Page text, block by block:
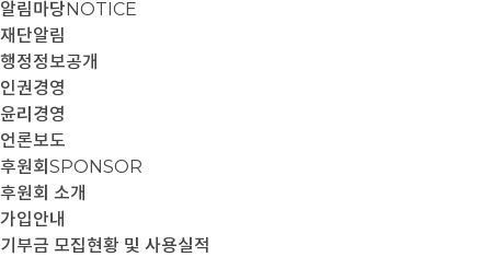
알림마당NOTICE
재단알림
행정정보공개
인권경영
윤리경영
언론보도
후원회 SPONSOR
후원회 소개
가입안내
기부금 모집현황 및 사용실적